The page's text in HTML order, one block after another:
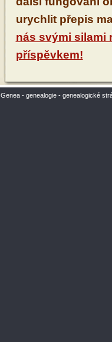
urychlit přepis
nás svými silami
příspěvkem!
Genea - genealogie - genealogické